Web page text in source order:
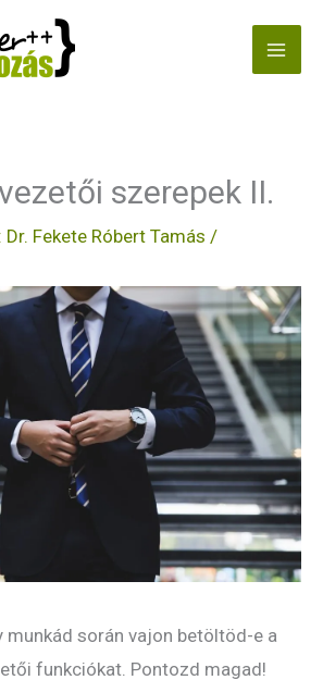
szerepek II.
Dr. Fekete Róbert Tamás /
munkád során vajon betöltöd-e a
funkciókat. Pontozd magad!